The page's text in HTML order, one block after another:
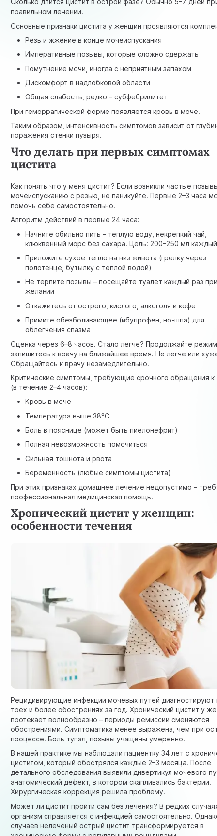
Сколько длится цистит в острой фазе? Обычно 5–7 дней
правильном лечении.
Основные признаки цистита у женщин проявляются
Резь и жжение в конце мочеиспускания
Императивные позывы, которые сложно сдержать
Помутнение мочи , иногда с неприятным запахом
Дискомфорт в надлобковой области
Общая слабость, редко – субфебрилитет
При геморрагической форме появляется кровь в моче.
Таким образом, интенсивность симптомов зависит от
поражения стенки пузыря.
Что делать при первых симптомах
цистита
Как понять что у меня цистит? Если возникли частые
мочеиспусканию с резью, не паникуйте. Первые 2–3 часа
помочь себе самостоятельно.
Алгоритм действий в первые 24 часа:
Начните обильно пить – теплую воду, некрепкий чай,
клюквенный морс без сахара. Цель: 200–250 мл
Приложите сухое тепло на низ живота (грелку через
полотенце, бутылку с теплой водой)
Не терпите позывы – посещайте туалет каждый раз
желании
Откажитесь от острого, кислого, алкоголя и кофе
Примите обезболивающее (ибупрофен, но-шпа) для
облегчения спазма
Оценка через 6–8 часов. Стало легче? Продолжайте
запишитесь к врачу на ближайшее время. Не легче или
Обращайтесь к врачу незамедлительно.
Критические симптомы, требующие срочного обращения к
(в течение 2–4 часов):
Кровь в моче
Температура выше 38°C
Боль в пояснице (может быть пиелонефрит)
Полная невозможность помочиться
Сильная тошнота и рвота
Беременность (любые симптомы цистита)
При этих признаках домашнее лечение недопустимо –
профессиональная медицинская помощь.
Хронический цистит у женщин:
особенности течения
Рецидивирующие инфекции мочевых путей диагностируют
трех и более обострениях за год. Хронический цистит у
протекает волнообразно – периоды ремиссии сменяются
обострениями. Симптоматика менее выражена, чем при
процессе. Боль тупая, позывы учащены умеренно.
В нашей практике мы наблюдали пациентку 34 лет с
циститом, который обострялся каждые 2–3 месяца. После
детального обследования выявили дивертикул мочевого
анатомический дефект, в котором скапливались бактерии.
Хирургическая коррекция решила проблему.
Может ли цистит пройти сам без лечения? В редких
организм справляется с инфекцией самостоятельно.
случаев нелеченый острый цистит трансформируется в